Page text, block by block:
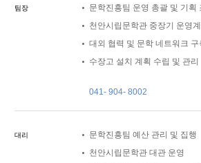
팀장
문학진흥팀 운영 총괄 및 기획
천안시립문학관 중장기 운영
대외 협력 및 문학 네트워크 구
수장고 설치 계획 수립 및 관리
041- 904- 8002
대리
문학진흥팀 예산 관리 및 집행
천안시립문학관 대관 운영